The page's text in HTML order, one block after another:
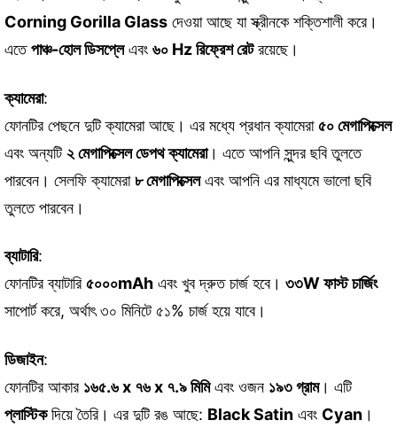
Corning Gorilla Glass দেওয়া আছে যা স্ক্রীনকে শক্তিশালী করে।
এতেপাঞ্চ-হোল ডিসপ্লেএবং ৬০ Hz রিফ্রেশ রেটরয়েছে।
ক্যামেরা:
ফোনটির পেছনে দুটি ক্যামেরা আছে। এর মধ্যে প্রধান ক্যামেরা৫০ মেগাপিক্সেল
এবং অন্যটি২ মেগাপিক্সেল ডেপথ ক্যামেরা। এতে আপনি সুন্দর ছবি তুলতে
পারবেন। সেলফি ক্যামেরা৮ মেগাপিক্সেলএবং আপনি এর মাধ্যমে ভালো ছবি
তুলতে পারবেন।
ব্যাটারি:
ফোনটির ব্যাটারি৫০০০mAh এবং খুব দ্রুত চার্জ হবে। ৩৩W ফাস্ট চার্জিং
সাপোর্ট করে, অর্থাৎ ৩০ মিনিটে ৫১% চার্জ হয়ে যাবে।
ডিজাইন:
ফোনটির আকার ১৬৫.৬ x ৭৬ x ৭.৯ মিমিএবং ওজন ১৯৩ গ্রাম। এটি
প্লাস্টিকদিয়ে তৈরি। এর দুটি রঙ আছে: Black Satin এবং Cyan ।